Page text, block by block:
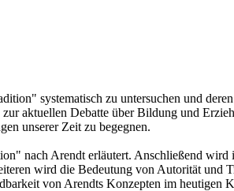
systematisch zu untersuchen und
aktuellen Debatte über Bildung und
unserer Zeit zu begegnen.
nach Arendt erläutert. Anschließend
wird die Bedeutung von Autorität und
von Arendts Konzepten im heutigen